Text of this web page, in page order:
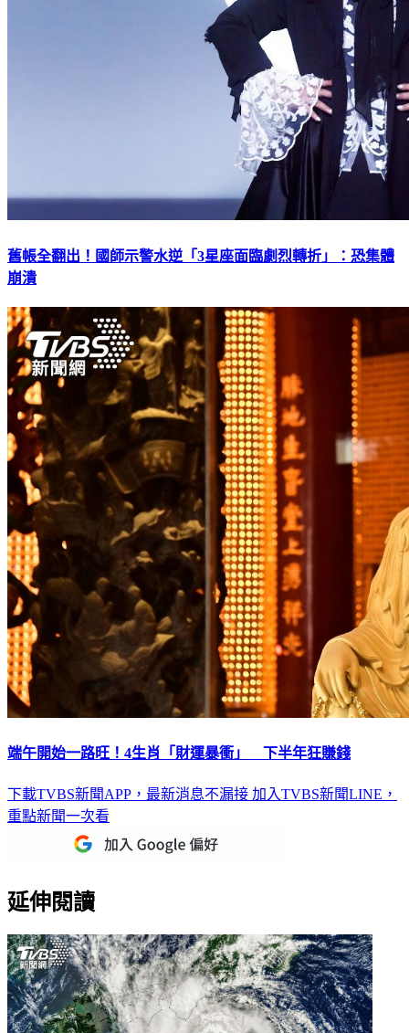
舊帳全翻出！國師示警水逆「3星座面臨劇烈轉折」：恐集體
崩潰
端午開始一路旺！4生肖「財運暴衝」 下半年狂賺錢
下載TVBS新聞APP，最新消息不漏接 加入TVBS新聞LINE，
重點新聞一次看
延伸閱讀